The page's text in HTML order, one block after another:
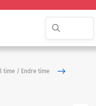
time / Endre time